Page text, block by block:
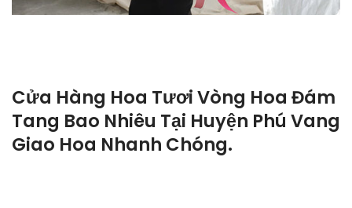
Cửa Hàng Hoa Tươi Vòng Hoa Đám
Tang Bao Nhiêu Tại Huyện Phú Vang
Giao Hoa Nhanh Chóng.